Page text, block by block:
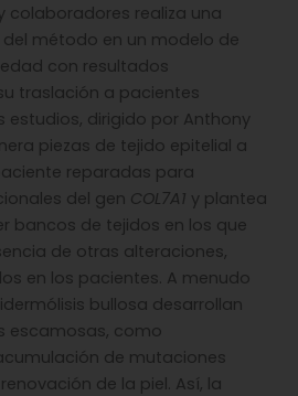
colaboradores realiza una
método en un modelo de
con resultados
traslación a pacientes
estudios, dirigido por Anthony
piezas de tejido epitelial a
reparadas para
del gen COL7A1 y plantea
bancos de tejidos en los que
de otras alteraciones,
en los pacientes. A menudo
bullosa desarrollan
escamosas, como
de mutaciones
de la piel. Así, la